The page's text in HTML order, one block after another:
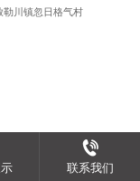
川镇忽日格气村
联系我们